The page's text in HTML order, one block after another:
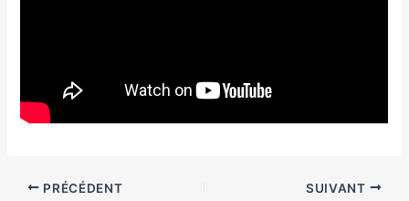
PRÉCÉDENT SUIVANT